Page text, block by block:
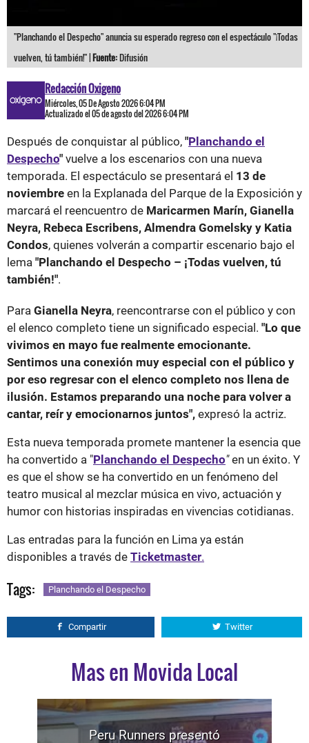
"Planchando el Despecho" anuncia su esperado regreso con el espectáculo "¡Todas
vuelven, tú también!" |Fuente:Difusión
Redacción Oxigeno
Miércoles, 05 De Agosto 2026 6:04 PM
Actualizado el 05 de agosto del 2026 6:04 PM
Después de conquistar al público, "Planchando el
Despecho" vuelve a los escenarios con una nueva
temporada. El espectáculo se presentará el 13 de
noviembre en la Explanada del Parque de la Exposición y
marcará el reencuentro de Maricarmen Marín, Gianella
Neyra, Rebeca Escribens, Almendra Gomelsky y Katia
Condos, quienes volverán a compartir escenario bajo el
lema "Planchando el Despecho – ¡Todas vuelven, tú
también!".
Para Gianella Neyra, reencontrarse con el público y con
el elenco completo tiene un significado especial. "Lo que
vivimos en mayo fue realmente emocionante.
Sentimos una conexión muy especial con el público y
por eso regresar con el elenco completo nos llena de
ilusión. Estamos preparando una noche para volver a
cantar, reír y emocionarnos juntos", expresó la actriz.
Esta nueva temporada promete mantener la esencia que
ha convertido a "Planchando el Despecho"en un éxito. Y
es que el show se ha convertido en un fenómeno del
teatro musical al mezclar música en vivo, actuación y
humor con historias inspiradas en vivencias cotidianas.
Las entradas para la función en Lima ya están
disponibles a través de Ticketmaster.
Tags: Planchando el Despecho
Compartir Twitter
Mas en Movida Local
Peru Runners presentó